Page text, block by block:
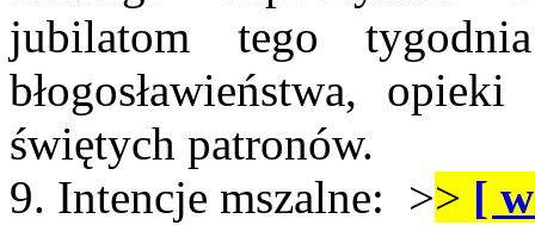
jubilatom tego
błogosławieństwa,
świętych patronów.
9. Intencje mszalne: >> [